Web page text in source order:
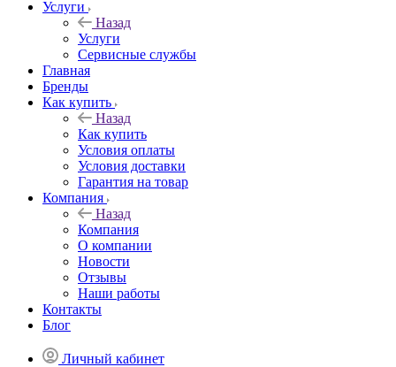
Услуги
Назад
Услуги
Сервисные службы
Главная
Бренды
Как купить
Назад
Как купить
Условия оплаты
Условия доставки
Гарантия на товар
Компания
Назад
Компания
О компании
Новости
Отзывы
Наши работы
Контакты
Блог
Личный кабинет